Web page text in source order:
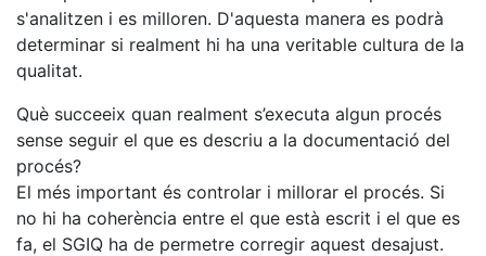
s'analitzen i es milloren. D'aquesta manera es podrà
determinar si realment hi ha una veritable cultura de la
qualitat.
Què succeeix quan realment s’executa algun procés
sense seguir el que es descriu a la documentació del
procés?
El més important és controlar i millorar el procés. Si
no hi ha coherència entre el que està escrit i el que es
fa, el SGIQ ha de permetre corregir aquest desajust.